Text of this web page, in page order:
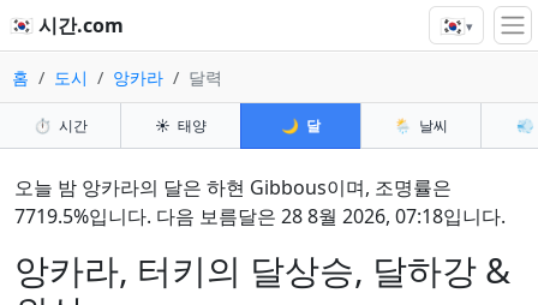
🇰🇷 시간.com 🇰🇷▾
홈 도시 앙카라 달력
⏱️ 시간 ☀️ 태양 🌙 달 🌦️ 날씨 💨
앙카라, 터키의 달상승, 달하강 &
오늘 밤 앙카라의 달은 하현 Gibbous이며, 조명률은
7719.5%입니다. 다음 보름달은 28 8월 2026, 07:18입니다.